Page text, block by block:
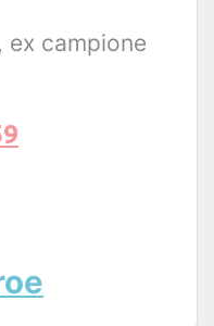
ex campione